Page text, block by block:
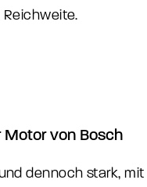
Reichweite.
Motor von Bosch
dennoch stark, mit